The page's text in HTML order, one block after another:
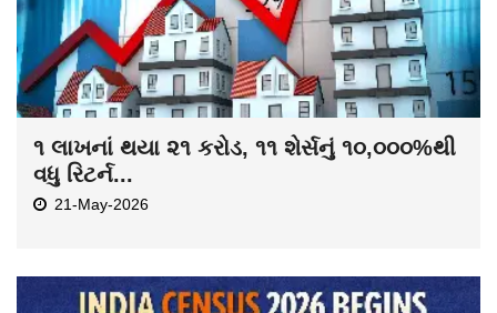
૧ લાખનાં થયા ૨૧ કરોડ, ૧૧ શેર્સનું ૧૦,૦૦૦%થી
વધુ રિટર્ન...
21-May-2026